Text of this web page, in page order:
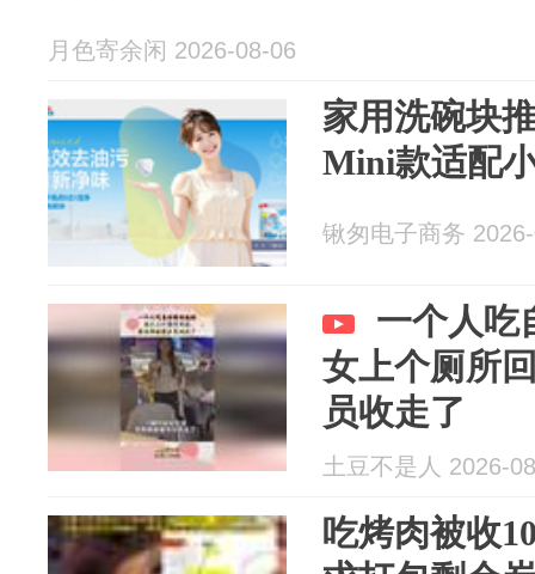
月色寄余闲 2026-08-06
家用洗碗块
Mini款适配
锹匆电子商务
一个人吃
女上个厕所
员收走了
土豆不是人 2026-
吃烤肉被收